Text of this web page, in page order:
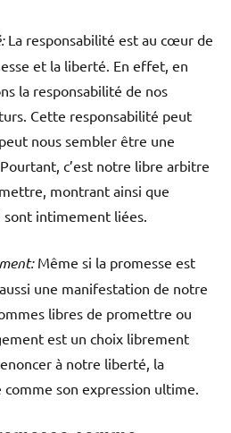
La responsabilité est au cœur de
et la liberté. En effet, en
la responsabilité de nos
Cette responsabilité peut
nous sembler être une
c’est notre libre arbitre
montrant ainsi que
intimement liées.
Même si la promesse est
une manifestation de notre
libres de promettre ou
est un choix librement
à notre liberté, la
son expression ultime.